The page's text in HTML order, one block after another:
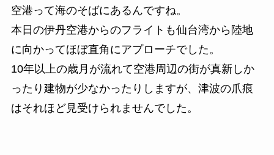
空港って海のそばにあるんですね。
本日の伊丹空港からのフライトも仙台湾から陸地
に向かってほぼ直角にアプローチでした。
10年以上の歳月が流れて空港周辺の街が真新しか
ったり建物が少なかったりしますが、津波の爪痕
はそれほど見受けられませんでした。